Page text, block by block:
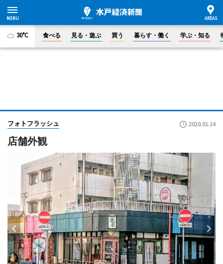
30°C 食べる 見る・遊ぶ 買う 暮らす・働く 学ぶ・知る
フォトフラッシュ 2020.01.14
店舗外観